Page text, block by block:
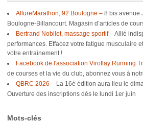
AllureMarathon, 92 Boulogne – 8 bis avenue
Boulogne-Billancourt. Magasin d’articles de
Bertrand Nobilet, massage sportif –Allié
performances. Effacez votre fatigue musculaire
votre entrainement !
Facebook de l'association Viroflay Running
de courses et la vie du club, abonnez vous à
QBRC 2026 – La 16è édition aura lieu le
Ouverture des inscriptions dès le lundi 1er juin
Mots-clés